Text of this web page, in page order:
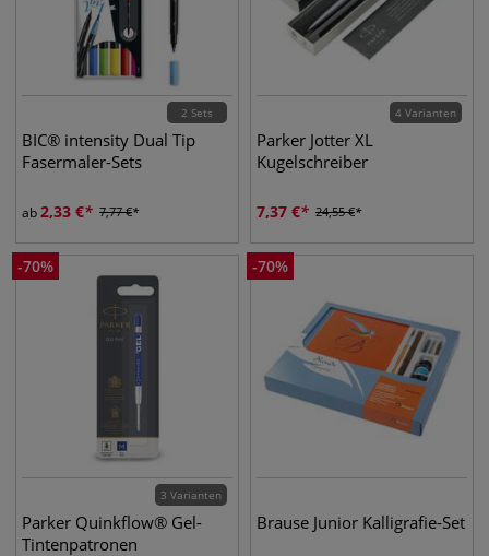
2 Sets
BIC® intensity Dual Tip
Fasermaler-Sets
ab2,33 € 7,77€
4 Varianten
Parker Jotter XL
Kugelschreiber
7,37 € 24,55€
-70%
3 Varianten
Parker Quinkflow® Gel-
Tintenpatronen
-70%
Brause Junior Kalligrafie-Set